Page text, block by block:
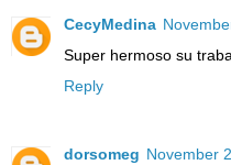
CecyMedina
Super hermoso su
Reply
dorsomeg November